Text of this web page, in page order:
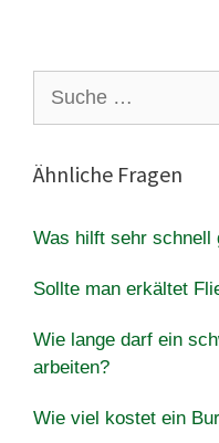
nach:
Ähnliche Fragen
Was hilft sehr schnell
Sollte man erkältet
Wie lange darf ein
arbeiten?
Wie viel kostet ein